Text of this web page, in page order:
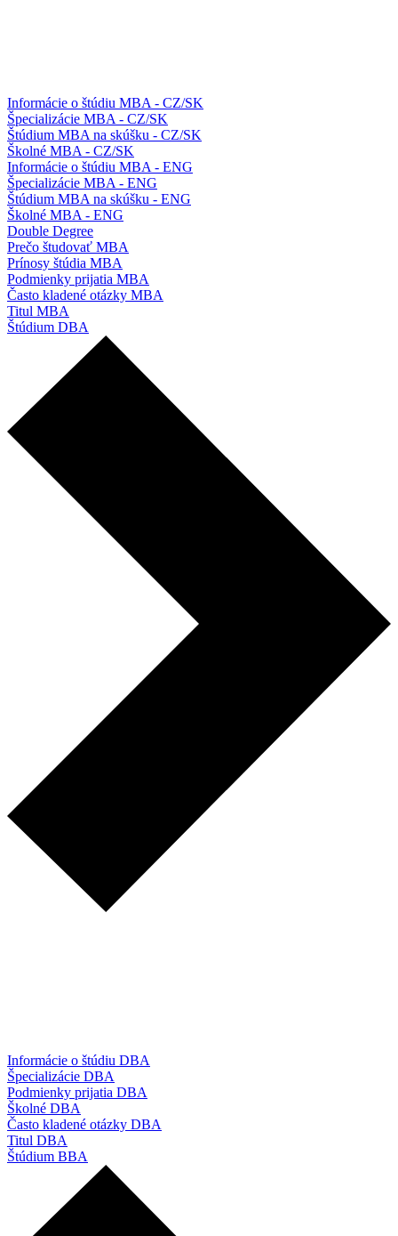
Informácie o štúdiu MBA - CZ/SK
Špecializácie MBA - CZ/SK
Štúdium MBA na skúšku - CZ/SK
Školné MBA - CZ/SK
Informácie o štúdiu MBA - ENG
Špecializácie MBA - ENG
Štúdium MBA na skúšku - ENG
Školné MBA - ENG
Double Degree
Prečo študovať MBA
Prínosy štúdia MBA
Podmienky prijatia MBA
Často kladené otázky MBA
Titul MBA
Štúdium DBA
Informácie o štúdiu DBA
Špecializácie DBA
Podmienky prijatia DBA
Školné DBA
Často kladené otázky DBA
Titul DBA
Štúdium BBA